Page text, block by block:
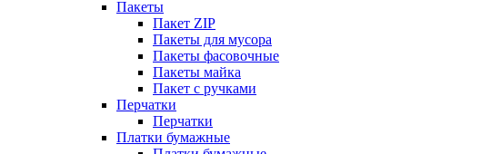
Пакеты
Пакет ZIP
Пакеты для мусора
Пакеты фасовочные
Пакеты майка
Пакет с ручками
Перчатки
Перчатки
Платки бумажные